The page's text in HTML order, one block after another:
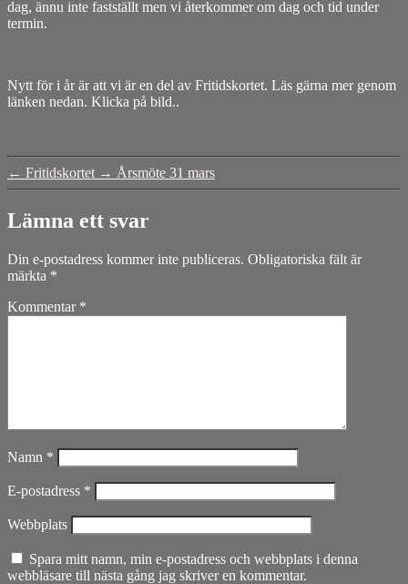
dag, ännu inte fastställt men vi återkommer om dag och tid under
termin.
Nytt för i år är att vi är en del av Fritidskortet. Läs gärna mer genom
länken nedan. Klicka på bild..
← Fritidskortet → Årsmöte 31 mars
Lämna ett svar
Din e-postadress kommer inte publiceras. Obligatoriska fält är
märkta *
Kommentar *
Namn *
E-postadress *
Webbplats
Spara mitt namn, min e-postadress och webbplats i denna
webbläsare till nästa gång jag skriver en kommentar.